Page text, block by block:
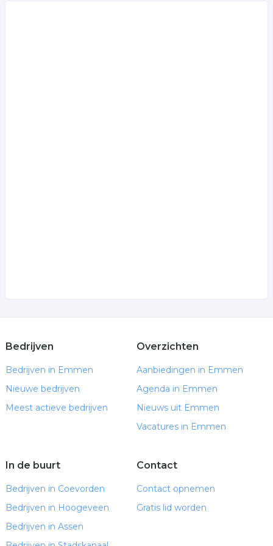
Bedrijven
Bedrijven in Emmen
Nieuwe bedrijven
Meest actieve bedrijven
Overzichten
Aanbiedingen in Emmen
Agenda in Emmen
Nieuws uit Emmen
Vacatures in Emmen
In de buurt
Bedrijven in Coevorden
Bedrijven in Hoogeveen
Bedrijven in Assen
Contact
Contact opnemen
Gratis lid worden